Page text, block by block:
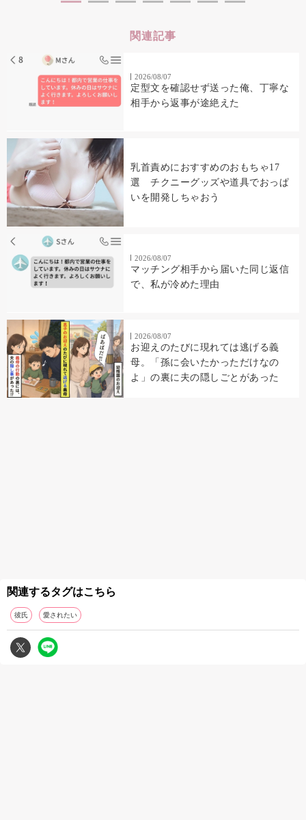
関連記事
2026/08/07
定型文を確認せず送った俺、丁寧な
相手から返事が途絶えた
乳首責めにおすすめのおもちゃ17
選 チクニーグッズや道具でおっぱ
いを開発しちゃおう
2026/08/07
マッチング相手から届いた同じ返信
で、私が冷めた理由
2026/08/07
お迎えのたびに現れては逃げる義
母。「孫に会いたかっただけなの
よ」の裏に夫の隠しごとがあった
関連するタグはこちら
彼氏 愛されたい